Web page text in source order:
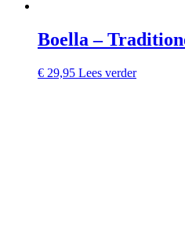
Boella –
€ 29,95 Lees verder